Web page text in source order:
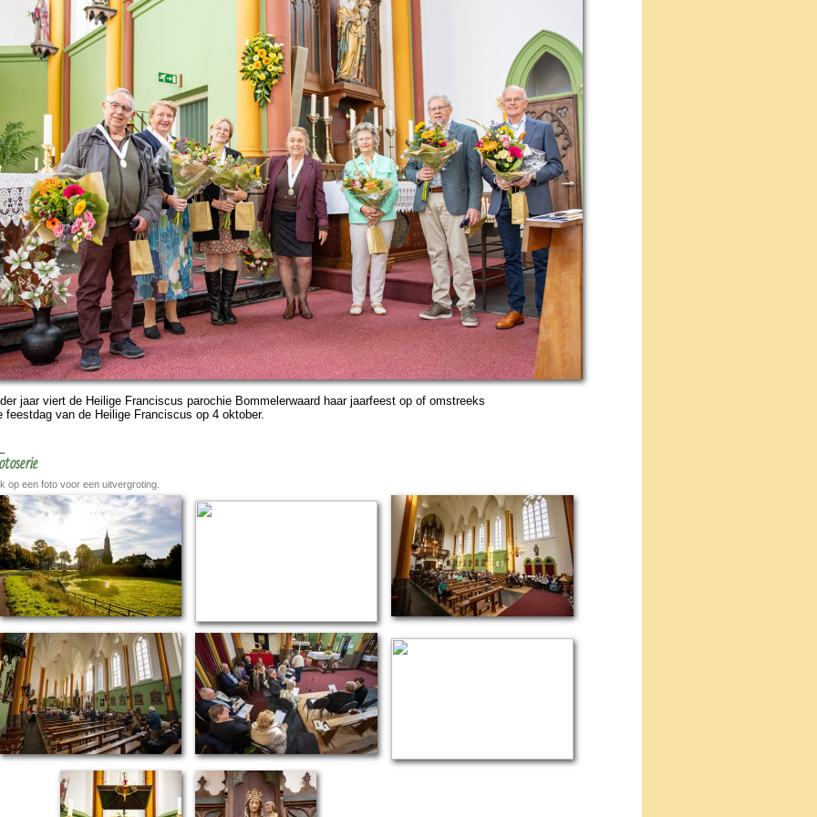
jaar viert de Heilige Fran­cis­cus pa­ro­chie Bom­me­ler­waard haar jaar­feest op of omstreeks
feest­dag van de Heilige Fran­cis­cus op 4 ok­to­ber.
op een foto voor een uitvergroting.